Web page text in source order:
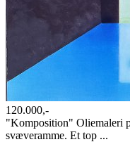
120.000,-
"Komposition" Oliemaleri
svæveramme. Et top ...